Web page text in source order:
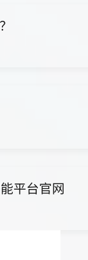
平台官网